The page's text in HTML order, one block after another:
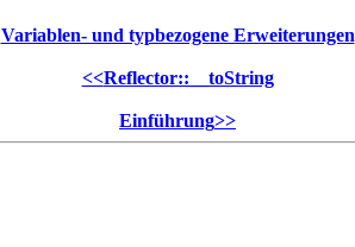
Variablen- und typbezogene Erweiterungen
<<Reflector::__toString
Einführung>>